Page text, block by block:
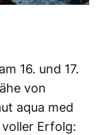
16. und 17.
von
aqua med
Erfolg: